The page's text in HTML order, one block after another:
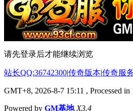
请先登录后才能继续浏览
站长QQ:36742300|传奇版本|传奇服
GMT+8, 2026-8-7 15:11 , Processed
Powered by GM基地 X3.4